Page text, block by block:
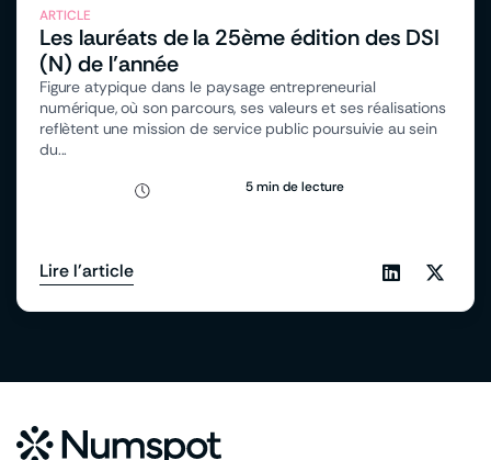
ARTICLE
Les lauréats de la 25ème édition des DSI
(N) de l’année
Figure atypique dans le paysage entrepreneurial
numérique, où son parcours, ses valeurs et ses réalisations
reflètent une mission de service public poursuivie au sein
du...
5 min de lecture
Lire l'article